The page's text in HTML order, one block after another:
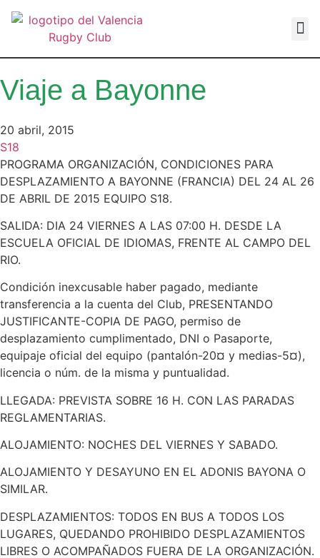
Viaje a Bayonne
20 abril, 2015
S18
PROGRAMA ORGANIZACIÓN, CONDICIONES PARA
DESPLAZAMIENTO A BAYONNE (FRANCIA) DEL 24 AL 26
DE ABRIL DE 2015 EQUIPO S18.
SALIDA: DIA 24 VIERNES A LAS 07:00 H. DESDE LA
ESCUELA OFICIAL DE IDIOMAS, FRENTE AL CAMPO DEL
RIO.
Condición inexcusable haber pagado, mediante
transferencia a la cuenta del Club, PRESENTANDO
JUSTIFICANTE-COPIA DE PAGO, permiso de
desplazamiento cumplimentado, DNI o Pasaporte,
equipaje oficial del equipo (pantalón-20¤ y medias-5¤),
licencia o núm. de la misma y puntualidad.
LLEGADA: PREVISTA SOBRE 16 H. CON LAS PARADAS
REGLAMENTARIAS.
ALOJAMIENTO: NOCHES DEL VIERNES Y SABADO.
ALOJAMIENTO Y DESAYUNO EN EL ADONIS BAYONA O
SIMILAR.
DESPLAZAMIENTOS: TODOS EN BUS A TODOS LOS
LUGARES, QUEDANDO PROHIBIDO DESPLAZAMIENTOS
LIBRES O ACOMPAÑADOS FUERA DE LA ORGANIZACIÓN.